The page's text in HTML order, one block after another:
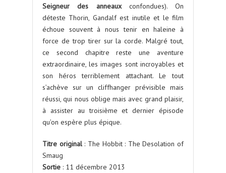
Seigneur des anneauxconfondues). On
déteste Thorin, Gandalf est inutile et le film
échoue souvent à nous tenir en haleine à
force de trop tirer sur la corde. Malgré tout,
ce second chapitre reste une aventure
extraordinaire, les images sont incroyables et
son héros terriblement attachant. Le tout
s’achève sur un cliffhanger prévisible mais
réussi, qui nous oblige mais avec grand plaisir,
à assister au troisième et dernier épisode
qu’on espère plus épique.
Titre original: The Hobbit : The Desolation of
Smaug
Sortie : 11 décembre 2013